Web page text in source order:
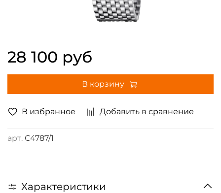
В избранное Добавить в сравнение
арт. C4787/1
28 100 руб
В корзину
Характеристики